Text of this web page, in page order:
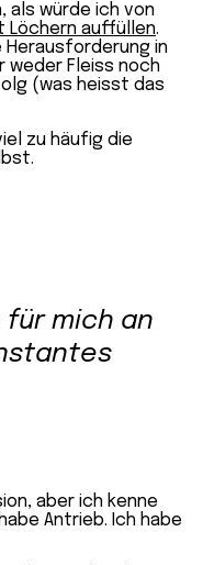
als würde ich von
Löchern auffüllen.
Herausforderung in
weder Fleiss noch
(was heisst das
zu häufig die
mich an
aber ich kenne
Antrieb. Ich habe